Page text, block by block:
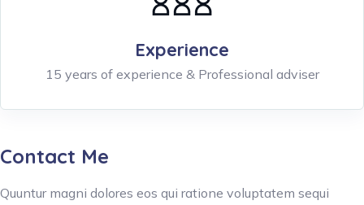
Experience
15 years of experience & Professional adviser
Contact Me
Quuntur magni dolores eos qui ratione voluptatem sequi